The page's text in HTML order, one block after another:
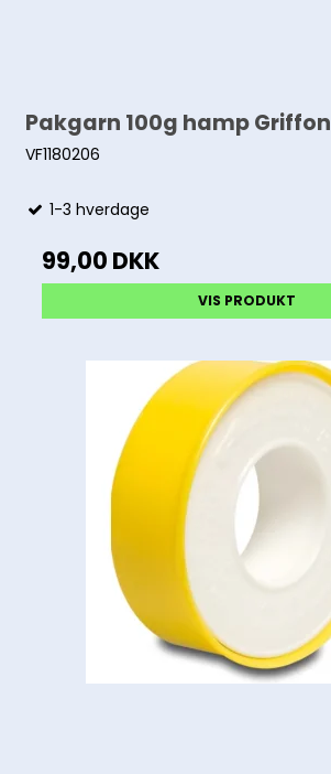
Pakgarn 100g hamp Griffon
VF1180206
1-3 hverdage
99,00 DKK
VIS PRODUKT